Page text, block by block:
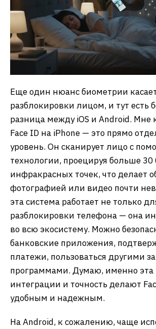
Еще один нюанс биометрии
разблокировки лицом, и тут есть
разница между iOS и Android. Мне
Face ID на iPhone — это прямо
уровень. Он сканирует лицо с
технологии, проецируя больше 30
инфракрасных точек, что делает
фотографией или видео почти
эта система работает не только
разблокировки телефона — она
во всю экосистему. Можно
банковские приложения,
платежи, пользоваться другими
программами. Думаю, именно эта
интеграции и точность делают
удобным и надежным.
На Android, к сожалению, чаще